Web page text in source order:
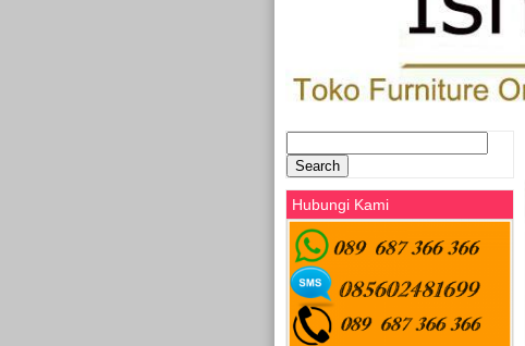
Search
for:
Hubungi Kami